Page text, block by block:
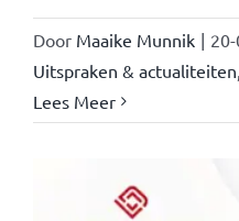
Door Maaike Munnik |
Uitspraken & actualiteiten
Lees Meer